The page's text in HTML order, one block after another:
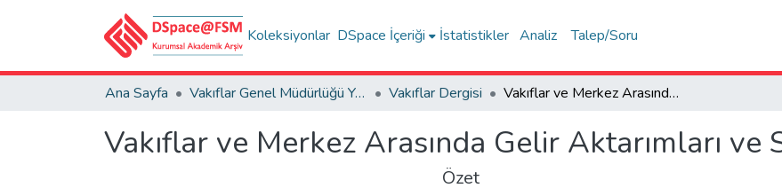
Koleksiyonlar DSpace İçeriği İstatistikler Analiz Talep/Soru
Ana Sayfa Vakıflar Genel Müdürlüğü Yayınları Vakıflar Dergisi Vakıflar ve Merkez Arasında Gelir Aktarımları ve Savaş Finansmanı
Vakıflar ve Merkez Arasında Gelir Aktarımları ve
Özet